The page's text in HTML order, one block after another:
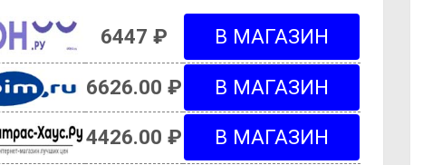
6447 ₽
6626.00 ₽
4426.00 ₽